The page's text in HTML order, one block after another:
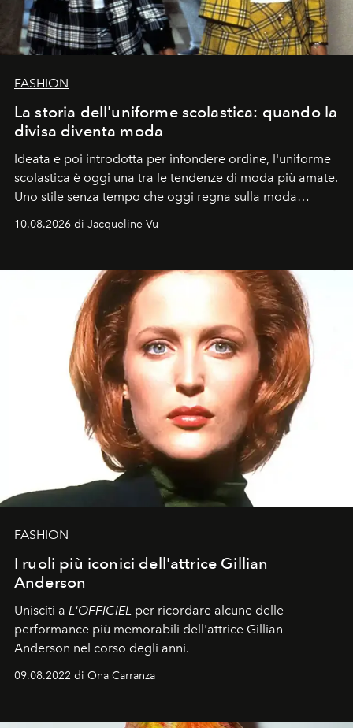
FASHION
La storia dell'uniforme scolastica: quando la
divisa diventa moda
Ideata e poi introdotta per infondere ordine, l'uniforme
scolastica è oggi una tra le tendenze di moda più amate.
Uno stile senza tempo che oggi regna sulla moda
10.08.2026 di Jacqueline Vu
FASHION
I ruoli più iconici dell'attrice Gillian
Anderson
Unisciti a L'OFFICIEL per ricordare alcune delle
performance più memorabili dell'attrice Gillian
Anderson nel corso degli anni.
09.08.2022 di Ona Carranza